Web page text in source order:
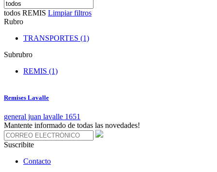
todos REMIS Limpiar filtros
Rubro
TRANSPORTES (1)
Subrubro
REMIS (1)
Remises Lavalle
general juan lavalle 1651
Mantente informado de todas las novedades!
Suscribite
Contacto